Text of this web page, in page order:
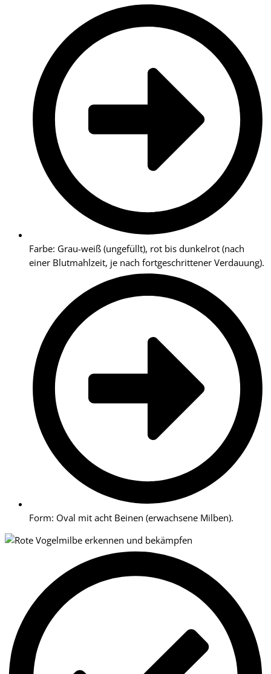
Farbe: Grau-weiß (ungefüllt), rot bis dunkelrot (nach
einer Blutmahlzeit, je nach fortgeschrittener Verdauung).
Form: Oval mit acht Beinen (erwachsene Milben).